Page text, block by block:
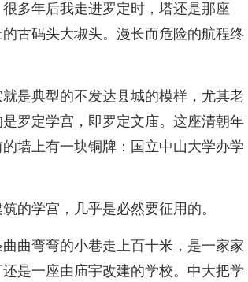
多年后我走进罗定时，塔还是那座
古码头大埱头。漫长而危险的航程终
是典型的不发达县城的模样，尤其老
罗定学宫，即罗定文庙。这座清朝年
墙上有一块铜牌：国立中山大学办学
的学宫，几乎是必然要征用的。
曲弯弯的小巷走上百十米，是一家家
是一座由庙宇改建的学校。中大把学